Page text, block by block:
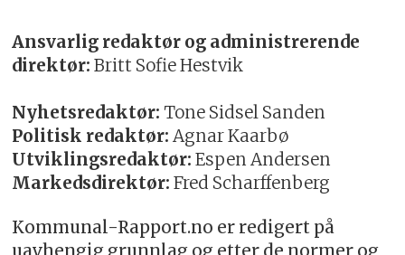
Ansvarlig redaktør og administrerende
direktør: Britt Sofie Hestvik
Nyhetsredaktør: Tone Sidsel Sanden
Politisk redaktør: Agnar Kaarbø
Utviklingsredaktør: Espen Andersen
Markedsdirektør: Fred Scharffenberg
Kommunal-Rapport.no er redigert på